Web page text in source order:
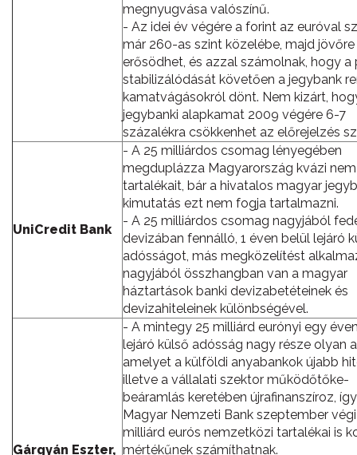
megnyugvása valószínű.
- Az idei év végére a forint az euróval
már 260-as szint közelébe, majd jövőre
erősödhet, és azzal számolnak, hogy a
stabilizálódását követően a jegybank
kamatvágásokról dönt. Nem kizárt,
jegybanki alapkamat 2009 végére 6-7
százalékra csökkenhet az előrejelzés
UniCredit Bank
- A 25 milliárdos csomag lényegében
megduplázza Magyarország kvázi
tartalékait, bár a hivatalos magyar
kimutatás ezt nem fogja tartalmazni.
- A 25 milliárdos csomag nagyjából
devizában fennálló, 1 éven belül lejáró
adósságot, más megközelítést
nagyjából összhangban van a magyar
háztartások banki devizabetéteinek és
devizahiteleinek különbségével.
Gárgyán Eszter,
- A mintegy 25 milliárd eurónyi egy
lejáró külső adósság nagy része olyan
amelyet a külföldi anyabankok újabb
illetve a vállalati szektor működőtőke-
beáramlás keretében újrafinanszíroz,
Magyar Nemzeti Bank szeptember végi
milliárd eurós nemzetközi tartalékai is
mértékűnek számíthatnak.